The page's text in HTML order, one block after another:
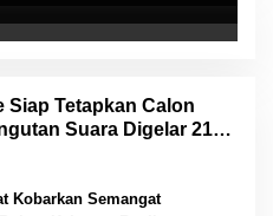
Siap Tetapkan Calon
Suara Digelar 21
Kobarkan Semangat